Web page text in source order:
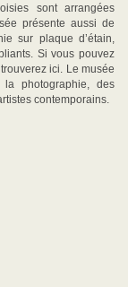
sont arrangées
présente aussi de
sur plaque d’étain,
Si vous pouvez
ici. Le musée
photographie, des
contemporains.